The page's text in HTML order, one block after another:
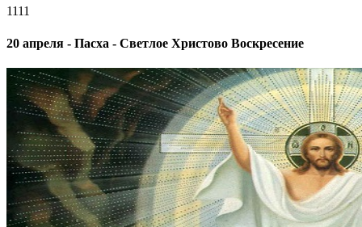
1111
20 апреля - Пасха - Светлое Христово Воскресение